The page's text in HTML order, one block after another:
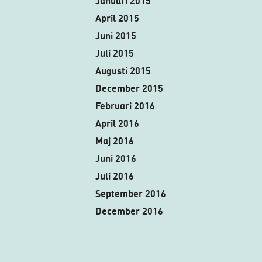
April 2015
Juni 2015
Juli 2015
Augusti 2015
December 2015
Februari 2016
April 2016
Maj 2016
Juni 2016
Juli 2016
September 2016
December 2016